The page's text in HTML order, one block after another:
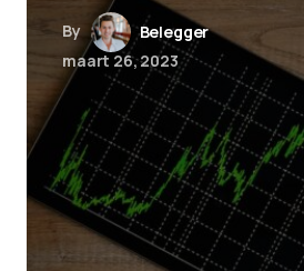
By
Belegger
maart 26, 2023